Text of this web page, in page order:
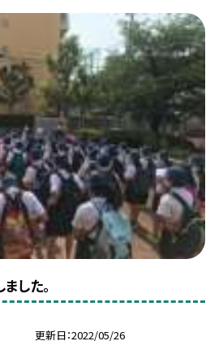
した。
更新日 2022/05/26